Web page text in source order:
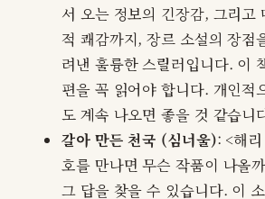
서 오는 정보의 긴장감, 그리고
적 쾌감까지, 장르 소설의 장점
려낸 훌륭한 스릴러입니다. 이
편을 꼭 읽어야 합니다. 개인적
도 계속 나오면 좋을 것 같습니
갈아 만든 천국 (심너울): <해
호를 만나면 무슨 작품이 나올
그 답을 찾을 수 있습니다. 이